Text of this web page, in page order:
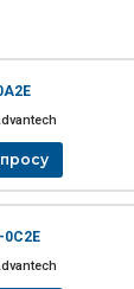
0C2E